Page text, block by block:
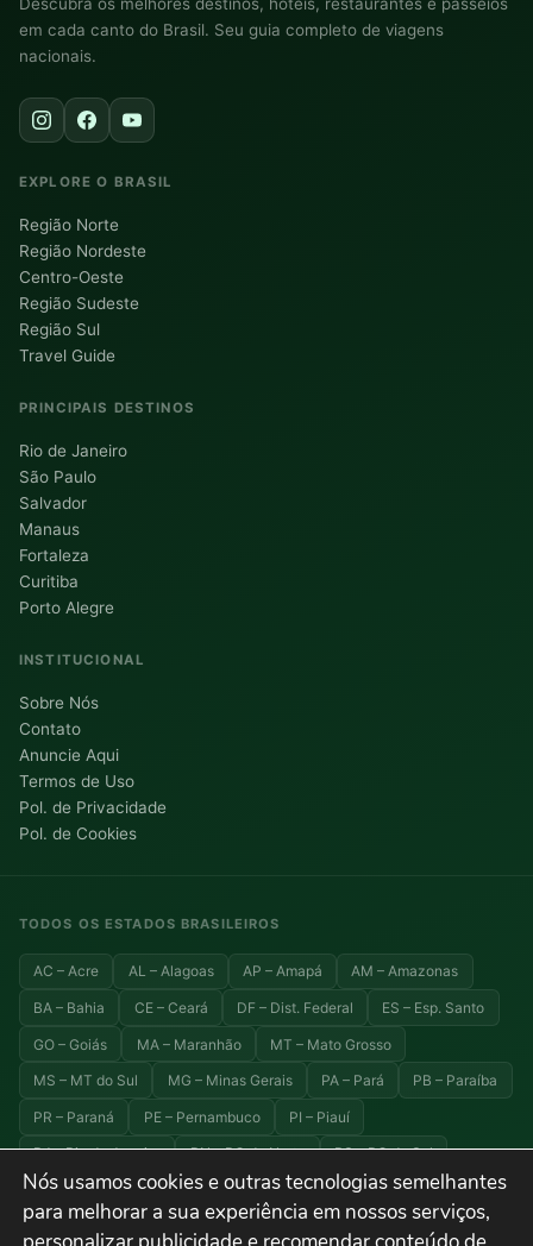
Nós usamos cookies e outras tecnologias semelhantes
para melhorar a sua experiência em nossos serviços,
em cada canto do Brasil. Seu guia completo de viagens
nacionais.
EXPLORE O BRASIL
Região Norte
Região Nordeste
Centro-Oeste
Região Sudeste
Região Sul
Travel Guide
PRINCIPAIS DESTINOS
Rio de Janeiro
São Paulo
Salvador
Manaus
Fortaleza
Curitiba
Porto Alegre
INSTITUCIONAL
Sobre Nós
Contato
Anuncie Aqui
Termos de Uso
Pol. de Privacidade
Pol. de Cookies
TODOS OS ESTADOS BRASILEIROS
AC – Acre AL – Alagoas AP – Amapá AM – Amazonas
BA – Bahia CE – Ceará DF – Dist. Federal ES – Esp. Santo
GO – Goiás MA – Maranhão MT – Mato Grosso
MS – MT do Sul MG – Minas Gerais PA – Pará PB – Paraíba
PR – Paraná PE – Pernambuco PI – Piauí
RJ – Rio de Janeiro RN – RG do Norte RS – RG do Sul
RO – Rondônia RR – Roraima SC – Santa Catarina
SE – Sergipe